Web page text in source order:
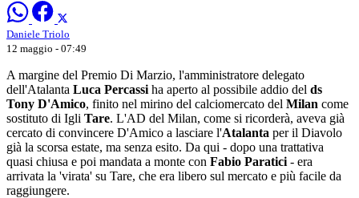
Daniele Triolo
12 maggio - 07:49
A margine del Premio Di Marzio, l'amministratore delegato
dell'Atalanta Luca Percassi ha aperto al possibile addio del ds
Tony D'Amico, finito nel mirino del calciomercato del Milan come
sostituto di Igli Tare. L'AD del Milan, come si ricorderà, aveva già
cercato di convincere D'Amico a lasciare l'Atalanta per il Diavolo
già la scorsa estate, ma senza esito. Da qui - dopo una trattativa
quasi chiusa e poi mandata a monte con Fabio Paratici - era
arrivata la 'virata' su Tare, che era libero sul mercato e più facile da
raggiungere.